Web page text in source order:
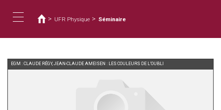
容
navigation
在
這
裡
> UFR Physique > Séminaire
EGM : CLAUDE RÉGY, JEAN-CLAUDE AMEISEN : LES COULEURS DE L’OUBLI